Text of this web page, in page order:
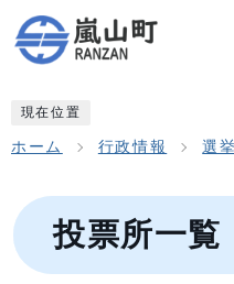
現在位置
ホーム 行政情報 選
投票所一覧